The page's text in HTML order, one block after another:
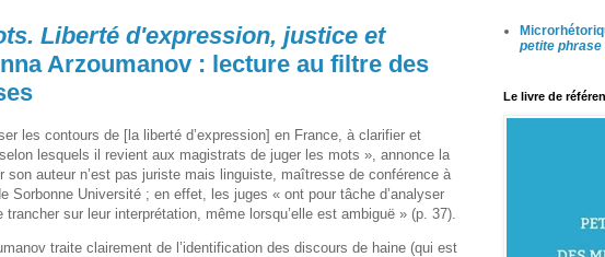
Liberté d'expression, justice et
Arzoumanov : lecture au filtre des
les contours de [la liberté d’expression] en France, à clarifier et
lesquels il revient aux magistrats de juger les mots », annonce la
son auteur n’est pas juriste mais linguiste, maîtresse de conférence à
Sorbonne Université ; en effet, les juges « ont pour tâche d’analyser
sur leur interprétation, même lorsqu’elle est ambiguë » (p. 37).
traite clairement de l’identification des discours de haine (qui est
petite phrase
Le livre de